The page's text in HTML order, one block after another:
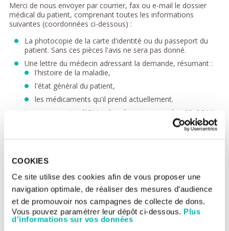
COOKIES
Ce site utilise des cookies afin de vous proposer une
navigation optimale, de réaliser des mesures d’audience
et de promouvoir nos campagnes de collecte de dons.
Vous pouvez paramétrer leur dépôt ci-dessous. Plus
d'informations sur vos données
Merci de nous envoyer par courrier, fax ou e-mail le dossier
médical du patient, comprenant toutes les informations
suivantes (coordonnées ci-dessous) :
La photocopie de la carte d'identité ou du passeport du
patient. Sans ces pièces l'avis ne sera pas donné.
Une lettre du médecin adressant la demande, résumant :
l'histoire de la maladie,
l'état général du patient,
les médicaments qu'il prend actuellement.
Le scanner et/ou l’IRM pré-opératoire (avec les CD ROM)
Le protocole éventuel de la radiothérapie (champs, doses
totales, énergie, étalement)
Le protocole de la chimiothérapie (nom des drogues,
doses, nombre de cycles)
Aucun avis ne sera donné sur les traitements en cours ou déjà
reçus.